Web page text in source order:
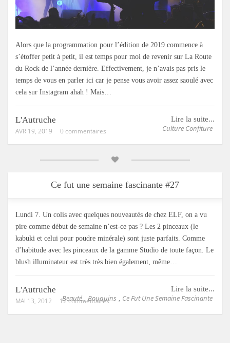
Alors que la programmation pour l’édition de 2019 commence à
s’étoffer petit à petit, il est temps pour moi de revenir sur La Route
du Rock de l’année dernière. Effectivement, je n’avais pas pris le
temps de vous en parler ici car je pense vous avoir assez saoulé avec
cela sur Instagram ahah ! Mais…
Lire la suite...
Culture Confiture
L'Autruche
AVR 19, 2019 0 commentaires
Ce fut une semaine fascinante #27
Lundi 7. Un colis avec quelques nouveautés de chez ELF, on a vu
pire comme début de semaine n’est-ce pas ? Les 2 pinceaux (le
kabuki et celui pour poudre minérale) sont juste parfaits. Comme
d’habitude avec les pinceaux de la gamme Studio de toute façon. Le
blush illuminateur est très très bien également, même…
Lire la suite...
Beauté Bouquins Ce Fut Une Semaine Fascinante
L'Autruche
MAI 13, 2012 12 commentaires